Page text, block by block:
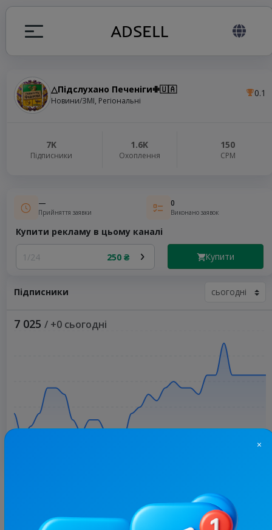
△Підслухано Печеніги✙🇺🇦
Новини/ЗМІ, Регіональні
0.1
7K
Підписники
1.6K
Охоплення
150
СРМ
—
Прийняття заявки
0
Виконано заявок
Купити рекламу в цьому каналі
1/24 250 ₴ Купити
Підписники
7 025 / +0 сьогодні
×